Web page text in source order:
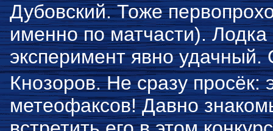
Дубовский. Тоже
именно по матчасти).
эксперимент явно
Кнозоров. Не сразу
метеофаксов! Давно